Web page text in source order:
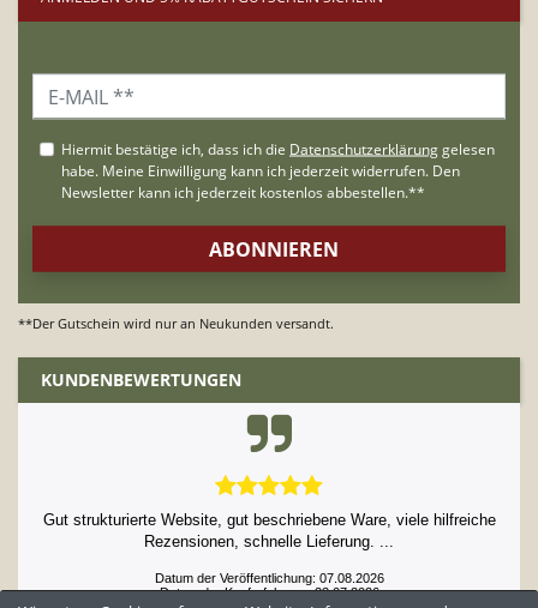
**Der Gutschein wird nur an Neukunden versandt.
KUNDENBEWERTUNGEN
Gut strukturierte Website, gut beschriebene Ware, viele hilfreiche
Rezensionen, schnelle Lieferung. ...
Datum der Veröffentlichung: 07.08.2026
Datum der Kauferfahrung: 23.07.2026